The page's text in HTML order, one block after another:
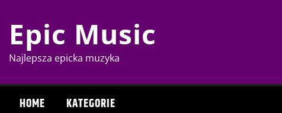
content
Epic Music
Najlepsza epicka muzyka
HOME KATEGORIE